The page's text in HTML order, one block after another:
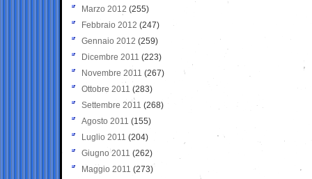
Marzo 2012 (255)
Febbraio 2012 (247)
Gennaio 2012 (259)
Dicembre 2011 (223)
Novembre 2011 (267)
Ottobre 2011 (283)
Settembre 2011 (268)
Agosto 2011 (155)
Luglio 2011 (204)
Giugno 2011 (262)
Maggio 2011 (273)